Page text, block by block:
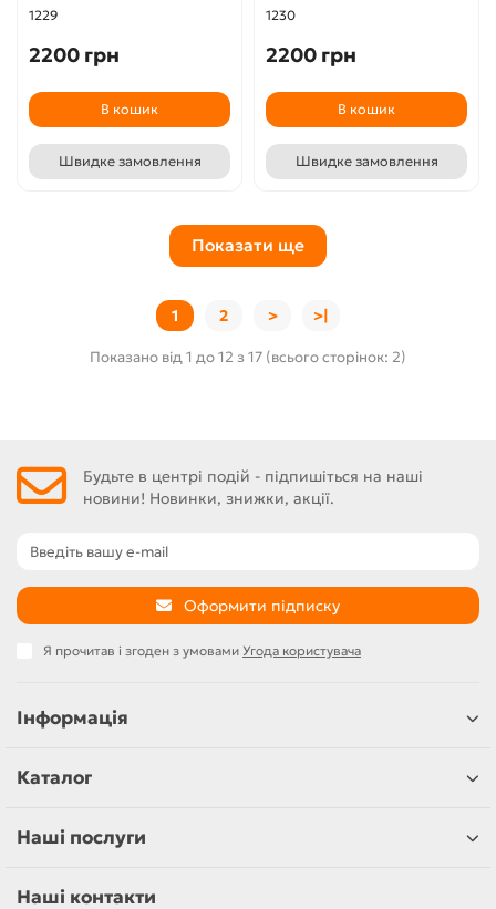
1229
2200 грн
В кошик
Швидке замовлення
1230
2200 грн
В кошик
Швидке замовлення
Показати ще
1 2 > >|
Показано від 1 до 12 з 17 (всього сторінок: 2)
Будьте в центрі подій - підпишіться на наші
новини! Новинки, знижки, акції.
Оформити підписку
Я прочитав і згоден з умовами Угода користувача
Інформація
Каталог
Наші послуги
Наші контакти